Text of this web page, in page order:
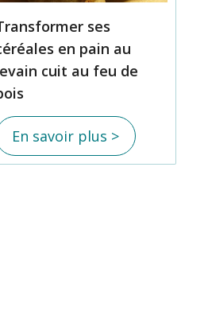
ses
en pain au
cuit au feu de
En savoir plus >